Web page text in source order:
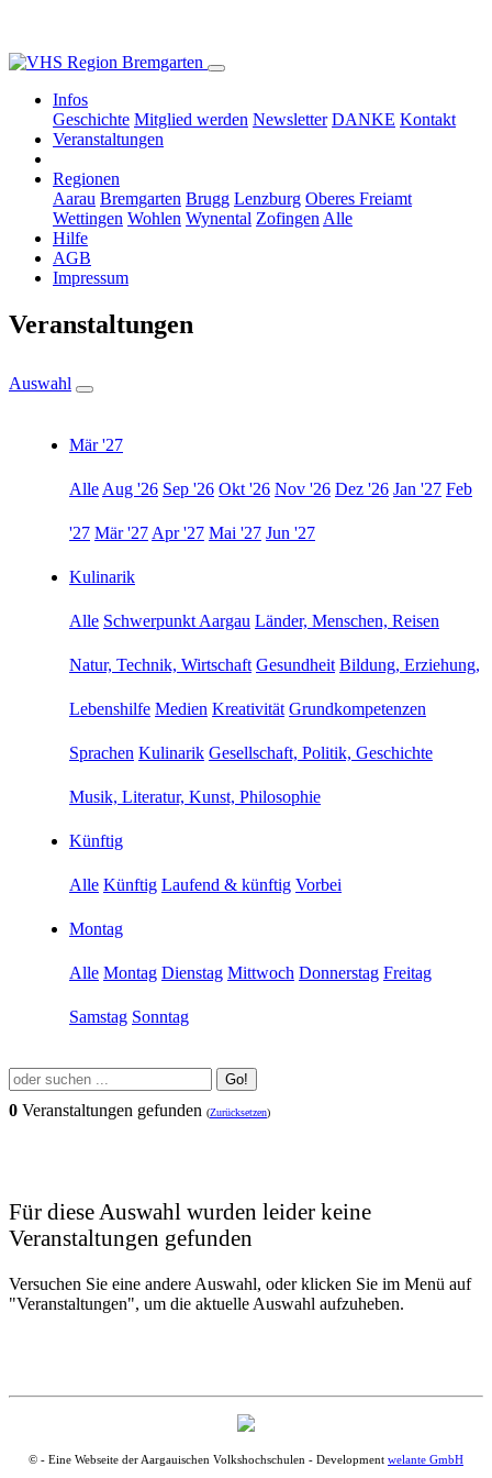
Infos
Geschichte Mitglied werden Newsletter DANKE Kontakt
Veranstaltungen
Regionen
Aarau Bremgarten Brugg Lenzburg Oberes Freiamt
Wettingen Wohlen Wynental Zofingen Alle
Hilfe
AGB
Impressum
Veranstaltungen
Auswahl
Mär '27
Alle Aug '26 Sep '26 Okt '26 Nov '26 Dez '26 Jan '27 Feb
'27 Mär '27 Apr '27 Mai '27 Jun '27
Kulinarik
Alle Schwerpunkt Aargau Länder, Menschen, Reisen
Natur, Technik, Wirtschaft Gesundheit Bildung, Erziehung,
Lebenshilfe Medien Kreativität Grundkompetenzen
Sprachen Kulinarik Gesellschaft, Politik, Geschichte
Musik, Literatur, Kunst, Philosophie
Künftig
Alle Künftig Laufend & künftig Vorbei
Montag
Alle Montag Dienstag Mittwoch Donnerstag Freitag
Samstag Sonntag
Go!
0 Veranstaltungen gefunden (Zurücksetzen)
Für diese Auswahl wurden leider keine
Veranstaltungen gefunden
Versuchen Sie eine andere Auswahl, oder klicken Sie im Menü auf
"Veranstaltungen", um die aktuelle Auswahl aufzuheben.
© - Eine Webseite der Aargauischen Volkshochschulen - Development welante GmbH